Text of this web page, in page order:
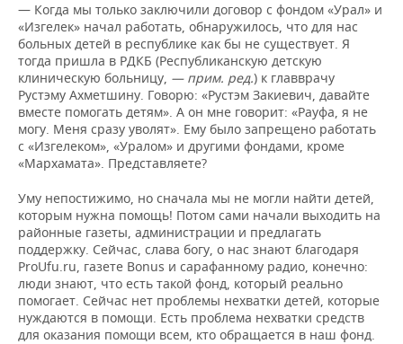
— Когда мы только заключили договор с фондом «Урал» и
«Изгелек» начал работать, обнаружилось, что для нас
больных детей в республике как бы не существует. Я
тогда пришла в РДКБ (Республиканскую детскую
клиническую больницу, — прим. ред.) к главврачу
Рустэму Ахметшину. Говорю: «Рустэм Закиевич, давайте
вместе помогать детям». А он мне говорит: «Рауфа, я не
могу. Меня сразу уволят». Ему было запрещено работать
с «Изгелеком», «Уралом» и другими фондами, кроме
«Мархамата». Представляете?
Уму непостижимо, но сначала мы не могли найти детей,
которым нужна помощь! Потом сами начали выходить на
районные газеты, администрации и предлагать
поддержку. Сейчас, слава богу, о нас знают благодаря
ProUfu.ru, газете Bonus и сарафанному радио, конечно:
люди знают, что есть такой фонд, который реально
помогает. Сейчас нет проблемы нехватки детей, которые
нуждаются в помощи. Есть проблема нехватки средств
для оказания помощи всем, кто обращается в наш фонд.